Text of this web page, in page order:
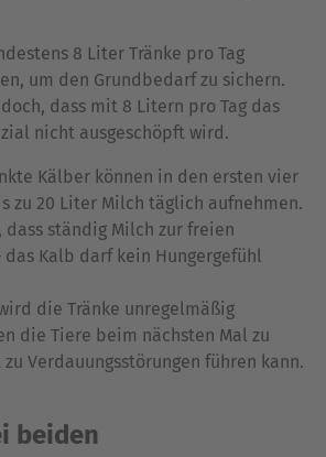
8 Liter Tränke pro Tag
um den Grundbedarf zu sichern.
dass mit 8 Litern pro Tag das
nicht ausgeschöpft wird.
Kälber können in den ersten vier
zu 20 Liter Milch täglich aufnehmen.
dass ständig Milch zur freien
das Kalb darf kein Hungergefühl
die Tränke unregelmäßig
die Tiere beim nächsten Mal zu
Verdauungsstörungen führen kann.
beiden